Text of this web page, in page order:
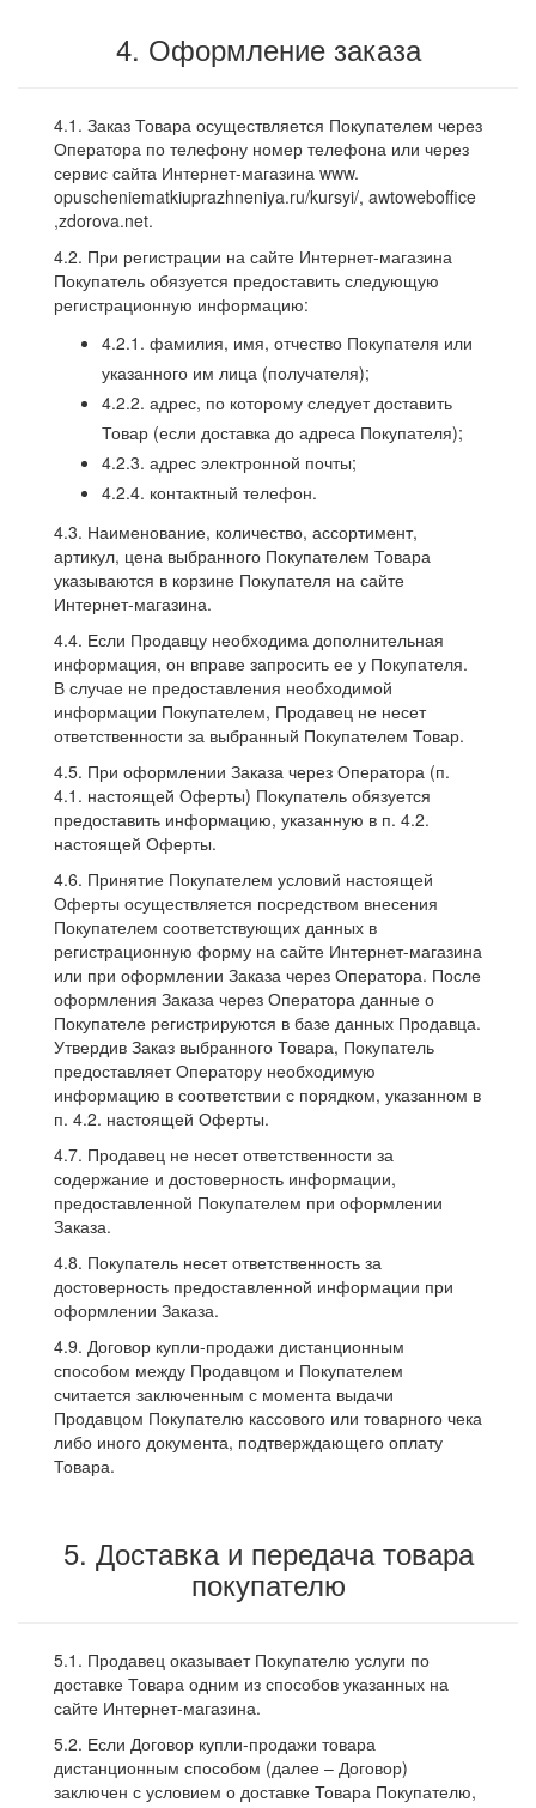
4. Оформление заказа
4.1. Заказ Товара осуществляется Покупателем через
Оператора по телефону номер телефона или через
сервис сайта Интернет-магазина www.
opuscheniematkiuprazhneniya.ru/kursyi/, awtoweboffice
,zdorova.net.
4.2. При регистрации на сайте Интернет-магазина
Покупатель обязуется предоставить следующую
регистрационную информацию:
4.2.1. фамилия, имя, отчество Покупателя или
указанного им лица (получателя);
4.2.2. адрес, по которому следует доставить
Товар (если доставка до адреса Покупателя);
4.2.3. адрес электронной почты;
4.2.4. контактный телефон.
4.3. Наименование, количество, ассортимент,
артикул, цена выбранного Покупателем Товара
указываются в корзине Покупателя на сайте
Интернет-магазина.
4.4. Если Продавцу необходима дополнительная
информация, он вправе запросить ее у Покупателя.
В случае не предоставления необходимой
информации Покупателем, Продавец не несет
ответственности за выбранный Покупателем Товар.
4.5. При оформлении Заказа через Оператора (п.
4.1. настоящей Оферты) Покупатель обязуется
предоставить информацию, указанную в п. 4.2.
настоящей Оферты.
4.6. Принятие Покупателем условий настоящей
Оферты осуществляется посредством внесения
Покупателем соответствующих данных в
регистрационную форму на сайте Интернет-магазина
или при оформлении Заказа через Оператора. После
оформления Заказа через Оператора данные о
Покупателе регистрируются в базе данных Продавца.
Утвердив Заказ выбранного Товара, Покупатель
предоставляет Оператору необходимую
информацию в соответствии с порядком, указанном в
п. 4.2. настоящей Оферты.
4.7. Продавец не несет ответственности за
содержание и достоверность информации,
предоставленной Покупателем при оформлении
Заказа.
4.8. Покупатель несет ответственность за
достоверность предоставленной информации при
оформлении Заказа.
4.9. Договор купли-продажи дистанционным
способом между Продавцом и Покупателем
считается заключенным с момента выдачи
Продавцом Покупателю кассового или товарного чека
либо иного документа, подтверждающего оплату
Товара.
5. Доставка и передача товара
покупателю
5.1. Продавец оказывает Покупателю услуги по
доставке Товара одним из способов указанных на
сайте Интернет-магазина.
5.2. Если Договор купли-продажи товара
дистанционным способом (далее – Договор)
заключен с условием о доставке Товара Покупателю,